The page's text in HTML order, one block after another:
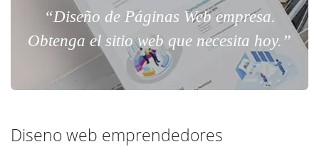
“Diseño de Páginas Web empresa.
Obtenga el sitio web que necesita hoy.”
Diseno web emprendedores